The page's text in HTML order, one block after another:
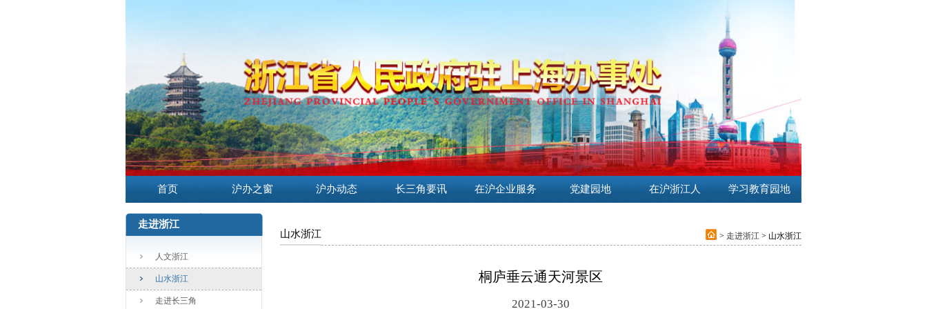
首页 沪办之窗 沪办动态 长三角要讯 在沪企业服务 党建园地 在沪浙江人 学习教育园地
走进浙江
人文浙江
山水浙江
走进长三角
山水浙江 > 走进浙江 > 山水浙江
桐庐垂云通天河景区
2021-03-30